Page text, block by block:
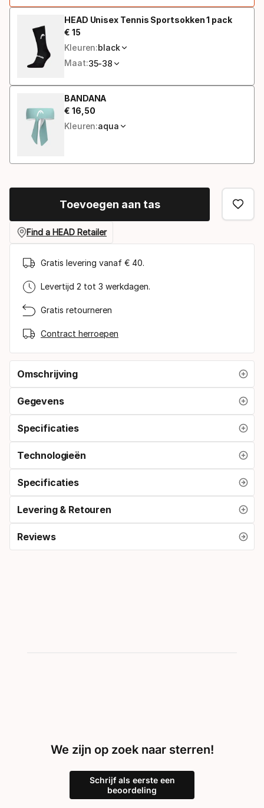
HEAD Unisex Tennis Sportsokken 1 pack
€ 15
Eindprijs
Kleuren:black
Maat:35-38
BANDANA
€ 16 50
Eindprijs
Kleuren:aqua
Toevoegen aan tas
Find a HEAD Retailer
Gratis levering vanaf € 40.
Levertijd 2 tot 3 werkdagen.
Gratis retourneren
Contract herroepen
Omschrijving
Gegevens
Specificaties
Technologieën
Specificaties
Levering & Retouren
Reviews
We zijn op zoek naar sterren!
Schrijf als eerste een
beoordeling